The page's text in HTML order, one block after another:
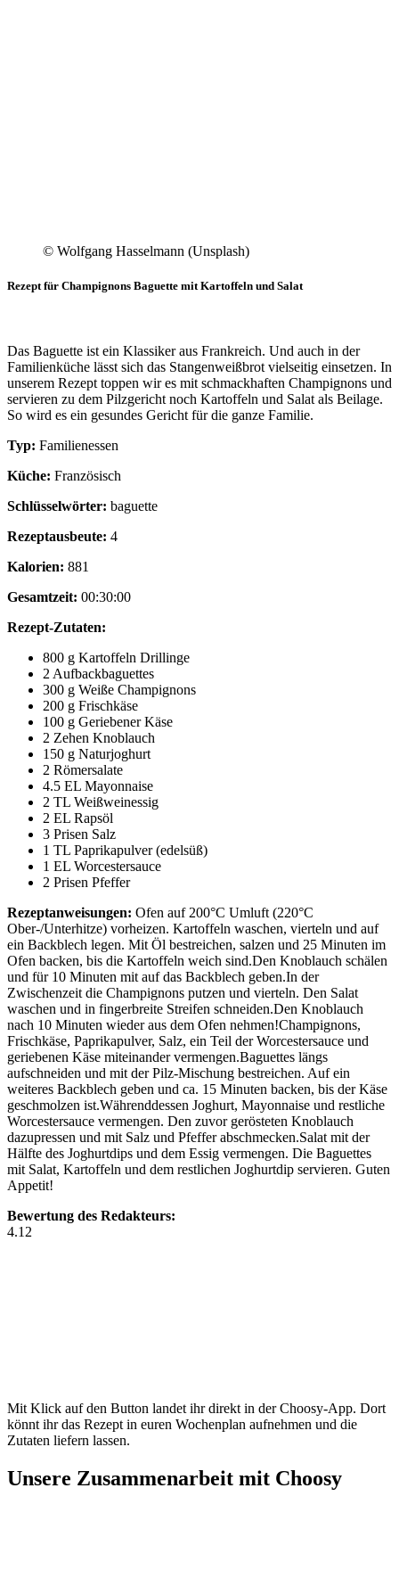
© Wolfgang Hasselmann (Unsplash)
Rezept für Champignons Baguette mit Kartoffeln und Salat
Das Baguette ist ein Klassiker aus Frankreich. Und auch in der
Familienküche lässt sich das Stangenweißbrot vielseitig einsetzen. In
unserem Rezept toppen wir es mit schmackhaften Champignons und
servieren zu dem Pilzgericht noch Kartoffeln und Salat als Beilage.
So wird es ein gesundes Gericht für die ganze Familie.
Typ: Familienessen
Küche: Französisch
Schlüsselwörter: baguette
Rezeptausbeute: 4
Kalorien: 881
Gesamtzeit: 00:30:00
Rezept-Zutaten:
800 g Kartoffeln Drillinge
2 Aufbackbaguettes
300 g Weiße Champignons
200 g Frischkäse
100 g Geriebener Käse
2 Zehen Knoblauch
150 g Naturjoghurt
2 Römersalate
4.5 EL Mayonnaise
2 TL Weißweinessig
2 EL Rapsöl
3 Prisen Salz
1 TL Paprikapulver (edelsüß)
1 EL Worcestersauce
2 Prisen Pfeffer
Rezeptanweisungen: Ofen auf 200°C Umluft (220°C
Ober-/Unterhitze) vorheizen. Kartoffeln waschen, vierteln und auf
ein Backblech legen. Mit Öl bestreichen, salzen und 25 Minuten im
Ofen backen, bis die Kartoffeln weich sind.Den Knoblauch schälen
und für 10 Minuten mit auf das Backblech geben.In der
Zwischenzeit die Champignons putzen und vierteln. Den Salat
waschen und in fingerbreite Streifen schneiden.Den Knoblauch
nach 10 Minuten wieder aus dem Ofen nehmen!Champignons,
Frischkäse, Paprikapulver, Salz, ein Teil der Worcestersauce und
geriebenen Käse miteinander vermengen.Baguettes längs
aufschneiden und mit der Pilz-Mischung bestreichen. Auf ein
weiteres Backblech geben und ca. 15 Minuten backen, bis der Käse
geschmolzen ist.Währenddessen Joghurt, Mayonnaise und restliche
Worcestersauce vermengen. Den zuvor gerösteten Knoblauch
dazupressen und mit Salz und Pfeffer abschmecken.Salat mit der
Hälfte des Joghurtdips und dem Essig vermengen. Die Baguettes
mit Salat, Kartoffeln und dem restlichen Joghurtdip servieren. Guten
Appetit!
Bewertung des Redakteurs:
4.12
Mit Klick auf den Button landet ihr direkt in der Choosy-App. Dort
könnt ihr das Rezept in euren Wochenplan aufnehmen und die
Zutaten liefern lassen.
Unsere Zusammenarbeit mit Choosy